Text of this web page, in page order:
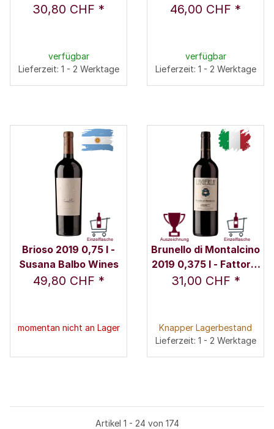
Pittacum
30,80 CHF *
verfügbar
Lieferzeit: 1 - 2 Werktage
46,00 CHF *
verfügbar
Lieferzeit: 1 - 2 Werktage
Brioso 2019 0,75 l -
Susana Balbo Wines
49,80 CHF *
momentan nicht an Lager
Brunello di Montalcino
2019 0,375 l - Fattoria
La Gerla / Sergio Rossi
31,00 CHF *
Knapper Lagerbestand
Lieferzeit: 1 - 2 Werktage
Artikel 1 - 24 von 174